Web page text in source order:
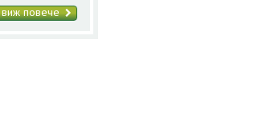
виж повече